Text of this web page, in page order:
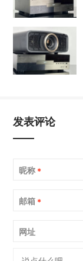
发表评论
昵称 *
邮箱 *
网址